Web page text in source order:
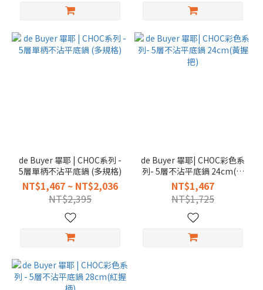
de Buyer 畢耶 | CHOC系列 -
5層單柄不沾平底鍋 (多規格)
NT$1,467 ~ NT$2,036
NT$2,395
de Buyer 畢耶| CHOC彩色系
列- 5層不沾平底鍋 24cm(黃
握把)
NT$1,467
NT$1,725